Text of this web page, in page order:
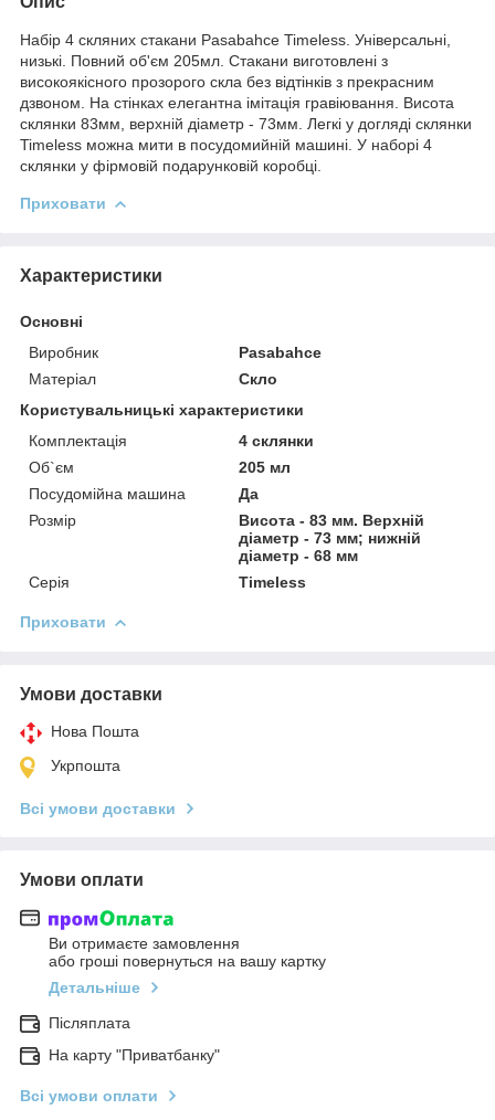
Набір 4 скляних стакани Pasabahce Timeless. Універсальні,
низькі. Повний об'єм 205мл. Стакани виготовлені з
високоякісного прозорого скла без відтінків з прекрасним
дзвоном. На стінках елегантна імітація гравіювання. Висота
склянки 83мм, верхній діаметр - 73мм. Легкі у догляді склянки
Timeless можна мити в посудомийній машині. У наборі 4
склянки у фірмовій подарунковій коробці.
Приховати
Характеристики
Основні
Виробник
Pasabahce
Матеріал
Скло
Користувальницькі характеристики
Комплектація
4 склянки
Об`єм
205 мл
Посудомійна машина
Да
Розмір
Висота - 83 мм. Верхній
діаметр - 73 мм; нижній
діаметр - 68 мм
Серія
Timeless
Приховати
Умови доставки
Нова Пошта
Укрпошта
Всі умови доставки
Умови оплати
Ви отримаєте замовлення
або гроші повернуться на вашу картку
Детальніше
Післяплата
На карту "Приватбанку"
Всі умови оплати